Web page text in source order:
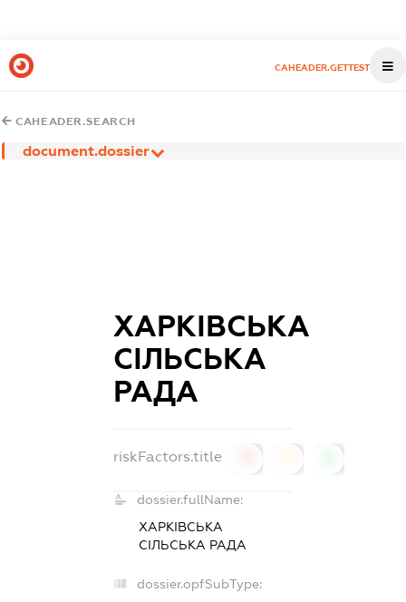
CAHEADER.GETTEST
CAHEADER.SEARCH
document.dossier
ХАРКІВСЬКА
СІЛЬСЬКА
РАДА
riskFactors.title
dossier.fullName:
ХАРКІВСЬКА
СІЛЬСЬКА РАДА
dossier.opfSubType: